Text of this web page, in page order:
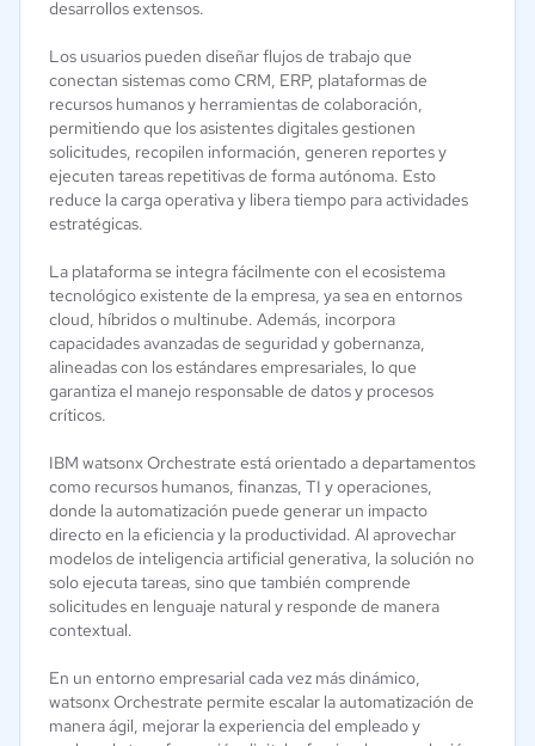
desarrollos extensos.
Los usuarios pueden diseñar flujos de trabajo que
conectan sistemas como CRM, ERP, plataformas de
recursos humanos y herramientas de colaboración,
permitiendo que los asistentes digitales gestionen
solicitudes, recopilen información, generen reportes y
ejecuten tareas repetitivas de forma autónoma. Esto
reduce la carga operativa y libera tiempo para actividades
estratégicas.
La plataforma se integra fácilmente con el ecosistema
tecnológico existente de la empresa, ya sea en entornos
cloud, híbridos o multinube. Además, incorpora
capacidades avanzadas de seguridad y gobernanza,
alineadas con los estándares empresariales, lo que
garantiza el manejo responsable de datos y procesos
críticos.
IBM watsonx Orchestrate está orientado a departamentos
como recursos humanos, finanzas, TI y operaciones,
donde la automatización puede generar un impacto
directo en la eficiencia y la productividad. Al aprovechar
modelos de inteligencia artificial generativa, la solución no
solo ejecuta tareas, sino que también comprende
solicitudes en lenguaje natural y responde de manera
contextual.
En un entorno empresarial cada vez más dinámico,
watsonx Orchestrate permite escalar la automatización de
manera ágil, mejorar la experiencia del empleado y